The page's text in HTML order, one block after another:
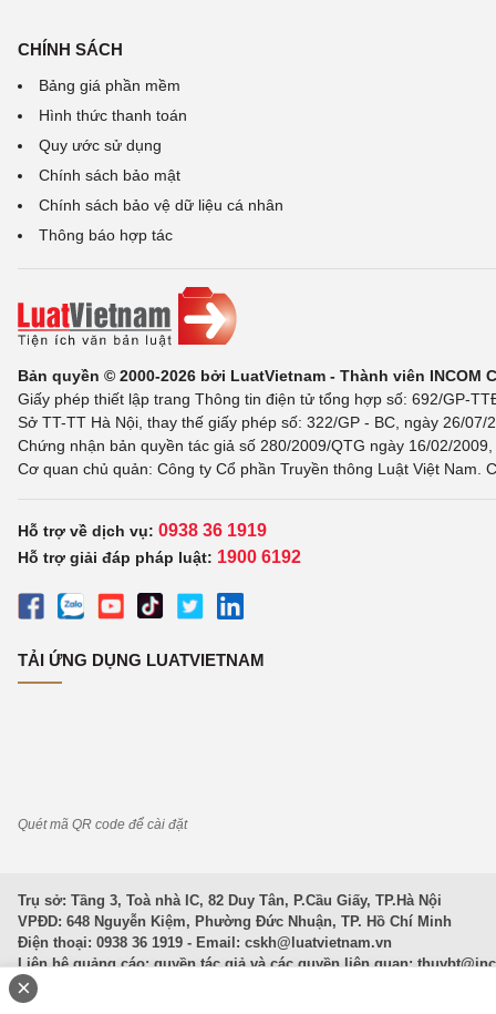
CHÍNH SÁCH
Bảng giá phần mềm
Hình thức thanh toán
Quy ước sử dụng
Chính sách bảo mật
Chính sách bảo vệ dữ liệu cá nhân
Thông báo hợp tác
Bản quyền © 2000-2026 bởi LuatVietnam - Thành viên INCOM
Giấy phép thiết lập trang Thông tin điện tử tổng hợp số: 692/GP-
Sở TT-TT Hà Nội, thay thế giấy phép số: 322/GP - BC, ngày 26/
Chứng nhận bản quyền tác giả số 280/2009/QTG ngày 16/02/
Cơ quan chủ quản: Công ty Cổ phần Truyền thông Luật Việt Nam.
Hỗ trợ về dịch vụ: 0938 36 1919
Hỗ trợ giải đáp pháp luật: 1900 6192
TẢI ỨNG DỤNG LUATVIETNAM
Quét mã QR code để cài đặt
Trụ sở: Tầng 3, Toà nhà IC, 82 Duy Tân, P.Cầu Giấy, TP.Hà Nội
VPĐD: 648 Nguyễn Kiệm, Phường Đức Nhuận, TP. Hồ Chí Minh
Điện thoại: 0938 36 1919 - Email: cskh@luatvietnam.vn
Liên hệ quảng cáo; quyền tác giả và các quyền liên quan:
Văn Bản Pháp Luật
×